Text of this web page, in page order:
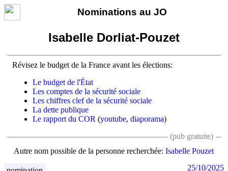
Nominations au JO
Isabelle Dorliat-Pouzet
Révisez le budget de la France avant les élections:
Le budget de l'État
Les comptes de la sécurité sociale
Les chiffres clef de la sécurité sociale
La dette publique
Le rapport du COR (youtube, diaporama)
(pub gratuite)
Autre nom possible de la personne recherchée: Isabelle Pouzet
25/10/2025